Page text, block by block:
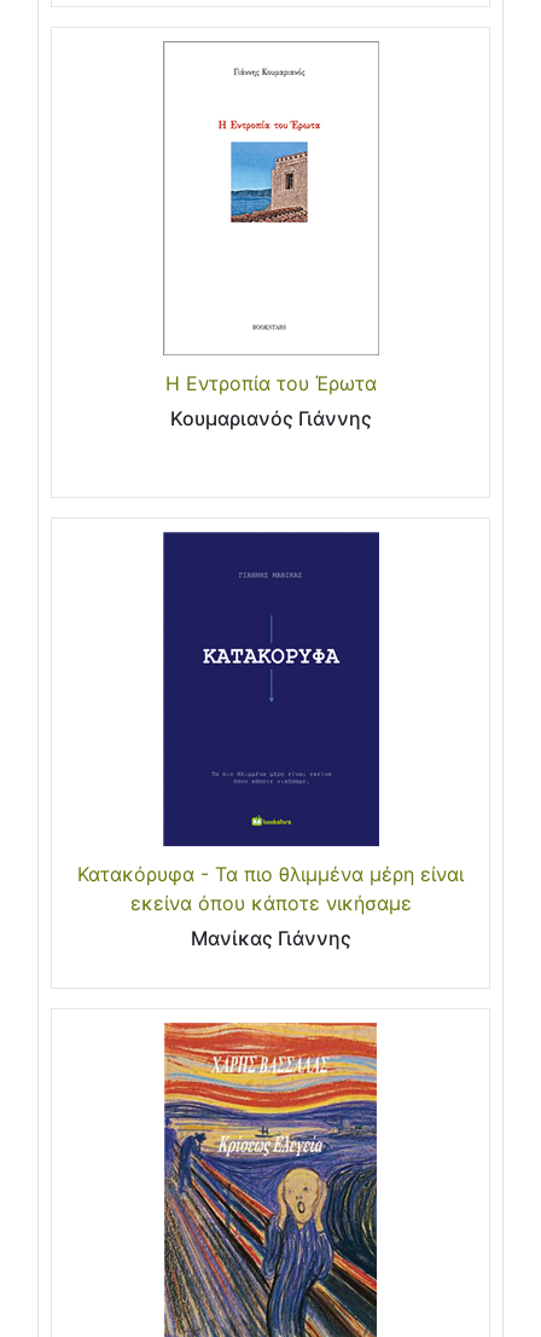
Η Εντροπία του Έρωτα
Κουμαριανός Γιάννης
Κατακόρυφα - Τα πιο θλιμμένα μέρη είναι
εκείνα όπου κάποτε νικήσαμε
Μανίκας Γιάννης